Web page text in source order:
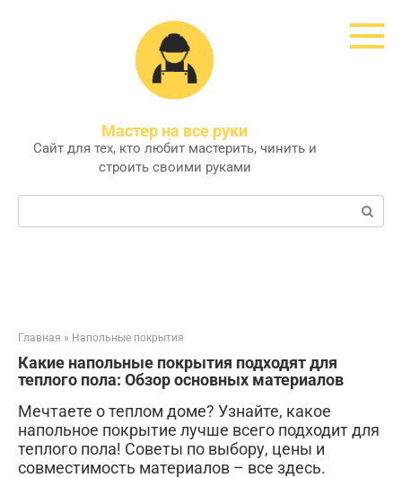
Мастер на все руки
Сайт для тех, кто любит мастерить, чинить и
строить своими руками
Поиск:
Главная » Напольные покрытия
Какие напольные покрытия подходят для
теплого пола: Обзор основных материалов
Мечтаете о теплом доме? Узнайте, какое
напольное покрытие лучше всего подходит для
теплого пола! Советы по выбору, цены и
совместимость материалов – все здесь.